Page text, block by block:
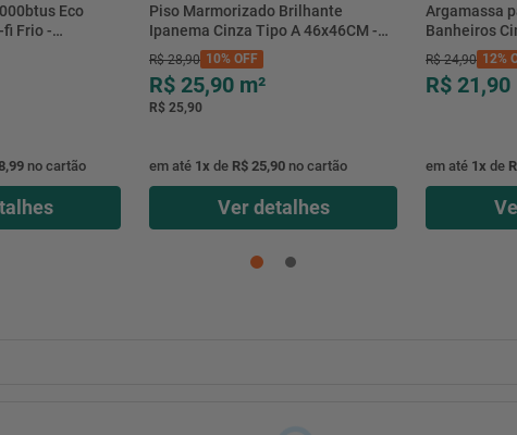
Eco
fi Frio -
- Elgin
no cartão
Piso Marmorizado Brilhante
Ipanema Cinza Tipo A 46x46CM -
01.012771 - Cerbras
R$ 28,90 10% OFF
R$ 25,90 m²
R$ 25,90
em até 1x de R$ 25,90 no cartão
Ver detalhes
Argamassa
Banheiros
-
R$ 24,90 12%
R$ 21,90
em até 1x de